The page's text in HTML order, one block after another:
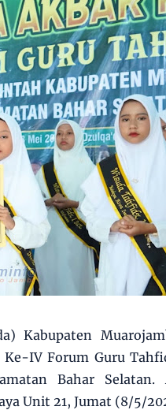
Kabupaten
Ke-IV Forum Guru
Bahar Selatan.
Unit 21, Jumat (8/5/